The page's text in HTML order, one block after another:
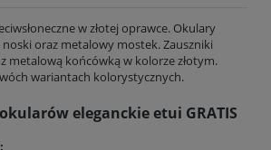
w złotej oprawce. Okulary
oraz metalowy mostek. Zauszniki
metalową końcówką w kolorze złotym.
wariantach kolorystycznych.
eleganckie etui GRATIS